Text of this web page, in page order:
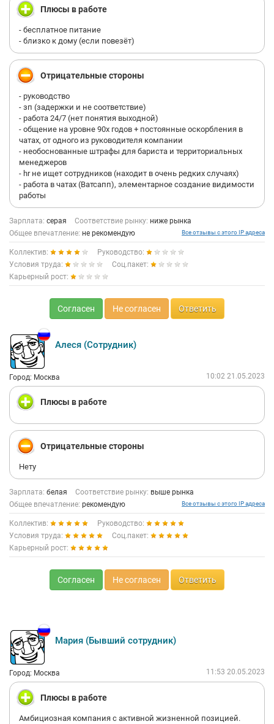
Плюсы в работе
- бесплатное питание
- близко к дому (если повезёт)
Отрицательные стороны
- руководство
- зп (задержки и не соответствие)
- работа 24/7 (нет понятия выходной)
- общение на уровне 90х годов + постоянные оскорбления в
чатах, от одного из руководителя компании
- необоснованные штрафы для бариста и территориальных
менеджеров
- hr не ищет сотрудников (находит в очень редких случаях)
- работа в чатах (Ватсапп), элементарное создание видимости
работы
Зарплата: серая Соответствие рынку: ниже рынка
Общее впечатление: не рекомендую Все отзывы с этого IP адреса
Коллектив:
Руководство:
Условия труда:
Соц.пакет:
Карьерный рост:
Согласен Не согласен Ответить
Алеся (Сотрудник)
Город: Москва 10:02 21.05.2023
Плюсы в работе
Отрицательные стороны
Нету
Зарплата: белая Соответствие рынку: выше рынка
Общее впечатление: рекомендую Все отзывы с этого IP адреса
Коллектив:
Руководство:
Условия труда:
Соц.пакет:
Карьерный рост:
Согласен Не согласен Ответить
Мария (Бывший сотрудник)
Город: Москва 11:53 20.05.2023
Плюсы в работе
Амбициозная компания с активной жизненной позицией.